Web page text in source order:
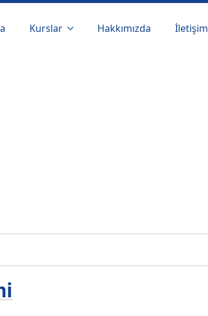
Kurslar Hakkımızda İletişim